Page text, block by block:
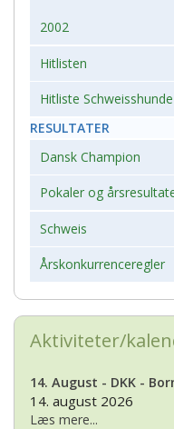
2002
Hitlisten
Hitliste Schweisshunde
RESULTATER
Dansk Champion
Pokaler og
Schweis
Årskonkurrenceregler
Aktiviteter/
14. August - DKK -
14. august 2026
Læs mere...